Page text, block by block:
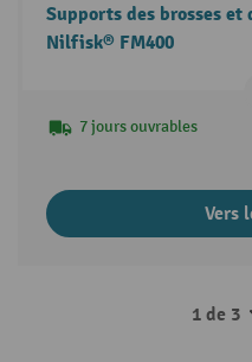
Supports des brosses et
Nilfisk® FM400
7 jours ouvrables
Vers
1 de 3